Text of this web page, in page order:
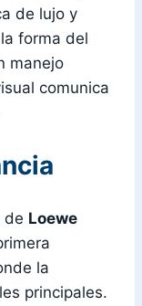
de lujo y
forma del
manejo
comunica
de Loewe
la
principales.